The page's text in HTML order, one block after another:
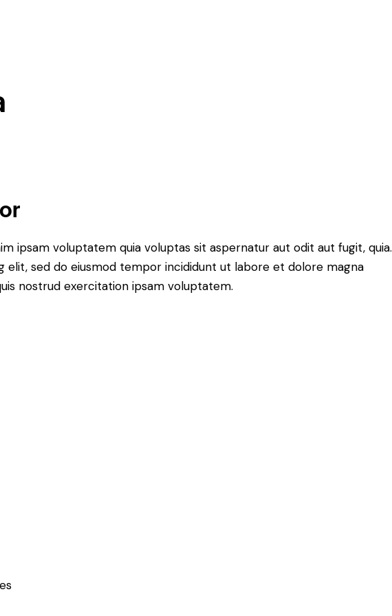
ipsam voluptatem quia voluptas sit aspernatur aut odit aut fugit, quia.
elit, sed do eiusmod tempor incididunt ut labore et dolore magna
nostrud exercitation ipsam voluptatem.